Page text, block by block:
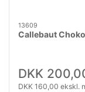
13609
Callebaut
DKK
DKK 160,00 ekskl.